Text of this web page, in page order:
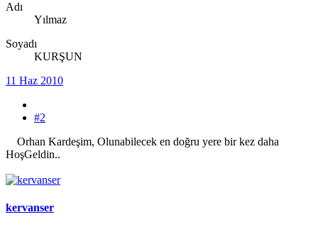
Adı
Yılmaz
Soyadı
KURŞUN
11 Haz 2010
#2
Orhan Kardeşim, Olunabilecek en doğru yere bir kez daha
HoşGeldin..
kervanser